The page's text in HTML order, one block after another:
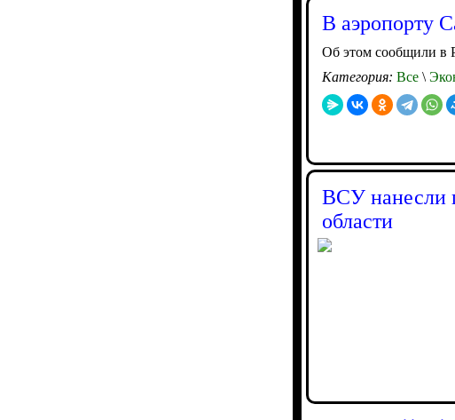
В аэропорту
Об этом сообщили в
Категория: Все \
ВСУ нанесли
области